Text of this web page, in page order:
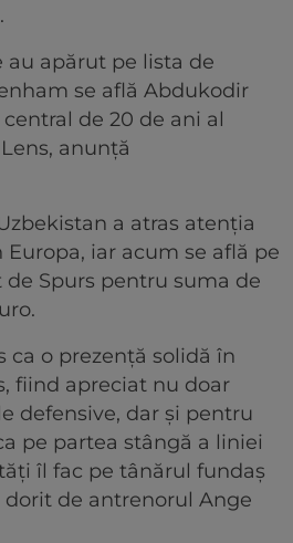
apărut pe lista de
se află Abdukodir
de 20 de ani al
anunță
a atras atenția
iar acum se află pe
de Spurs pentru suma de
ca o prezență solidă în
fiind apreciat nu doar
defensive, dar și pentru
pe partea stângă a liniei
îl fac pe tânărul fundaș
de antrenorul Ange